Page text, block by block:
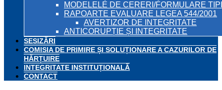
MODELELE DE CERERI/FORMULARE
RAPOARTE EVALUARE LEGEA 544/2001
AVERTIZOR DE INTEGRITATE
ANTICORUPȚIE ȘI INTEGRITATE
SESIZĂRI
COMISIA DE PRIMIRE ȘI SOLUȚIONARE A CAZURILOR DE
HĂRȚUIRE
INTEGRITATE INSTITUȚIONALĂ
CONTACT